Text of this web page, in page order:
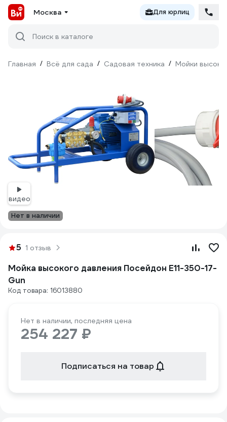
Москва Для юрлиц
Поиск в каталоге
Главная / Всё для сада / Садовая техника / Мойки
видео
Нет в наличии
5 1 отзыв
Мойка высокого давления Посейдон E11-350-17-
Gun
Код товара: 16013880
Нет в наличии, последняя цена
254 227 ₽
Подписаться на товар